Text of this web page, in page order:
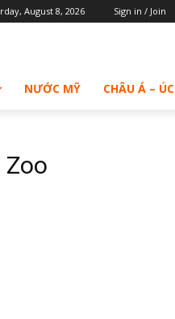
August 8, 2026 Sign in / Join
NƯỚC MỸ CHÂU Á – ÚC
Zoo